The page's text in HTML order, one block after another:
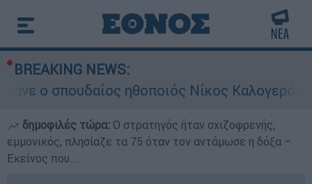
BREAKING NEWS:
ηθοποιός Νίκος Καλογερόπουλος
δημοφιλές τώρα: O στρατηγός ήταν σχιζοφρενής,
εμμονικός, πλησίαζε τα 75 όταν τον αντάμωσε η δόξα –
Εκείνος που...